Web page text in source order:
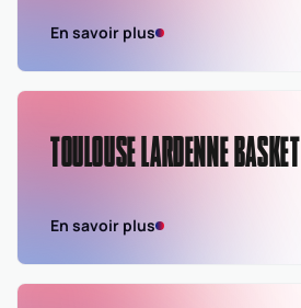
En savoir plus
TOULOUSE LARDENNE BASKET
En savoir plus